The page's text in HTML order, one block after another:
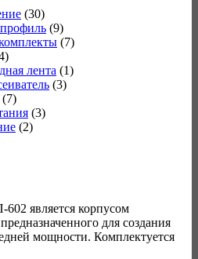
(30)
(9)
(7)
лента (1)
(3)
(7)
(3)
(2)
является корпусом
для создания
мощности. Комплектуется